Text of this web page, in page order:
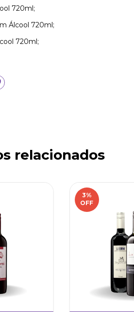
720ml;
Álcool 720ml;
720ml;
relacionados
3%
OFF